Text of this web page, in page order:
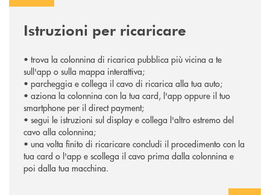
Istruzioni per ricaricare
• trova la colonnina di ricarica pubblica più vicina a te
sull'app o sulla mappa interattiva;
• parcheggia e collega il cavo di ricarica alla tua auto;
• aziona la colonnina con la tua card, l'app oppure il tuo
smartphone per il direct payment;
• segui le istruzioni sul display e collega l'altro estremo del
cavo alla colonnina;
• una volta finito di ricaricare concludi il procedimento con la
tua card o l'app e scollega il cavo prima dalla colonnina e
poi dalla tua macchina.